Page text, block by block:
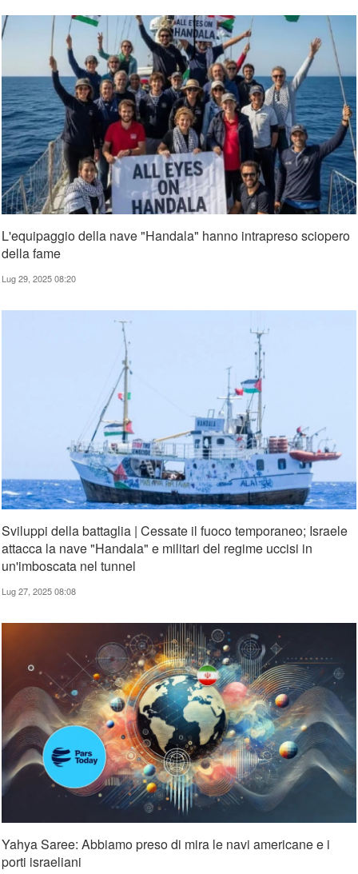
L'equipaggio della nave "Handala" hanno intrapreso sciopero
della fame
Lug 29, 2025 08:20
Sviluppi della battaglia | Cessate il fuoco temporaneo; Israele
attacca la nave "Handala" e militari del regime uccisi in
un'imboscata nel tunnel
Lug 27, 2025 08:08
Yahya Saree: Abbiamo preso di mira le navi americane e i
porti israeliani